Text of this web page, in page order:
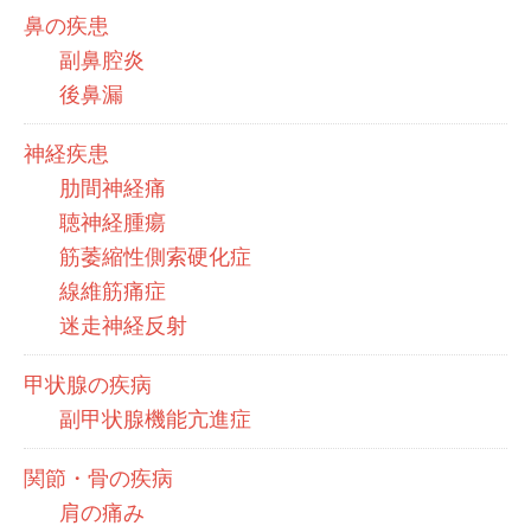
鼻の疾患
副鼻腔炎
後鼻漏
神経疾患
肋間神経痛
聴神経腫瘍
筋萎縮性側索硬化症
線維筋痛症
迷走神経反射
甲状腺の疾病
副甲状腺機能亢進症
関節・骨の疾病
肩の痛み